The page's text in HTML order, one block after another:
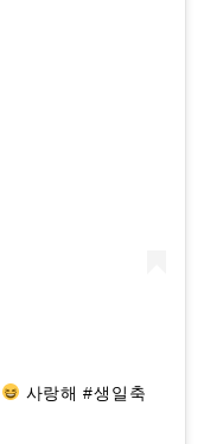
사랑해 #생일축